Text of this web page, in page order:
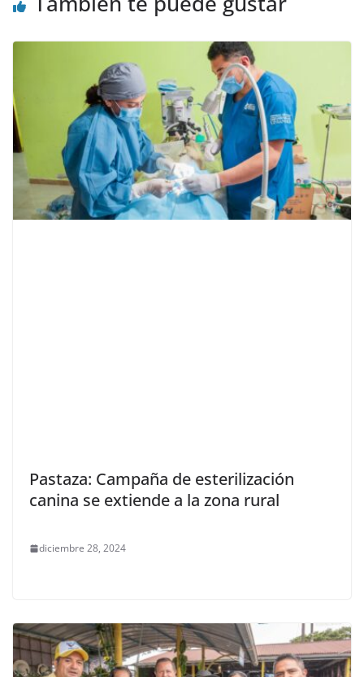
Pastaza: Campaña de esterilización
canina se extiende a la zona rural
diciembre 28, 2024